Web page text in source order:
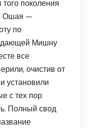
поколения
Ошая —
по
Мишну
все
очистив от
установили
с тех пор
Полный свод